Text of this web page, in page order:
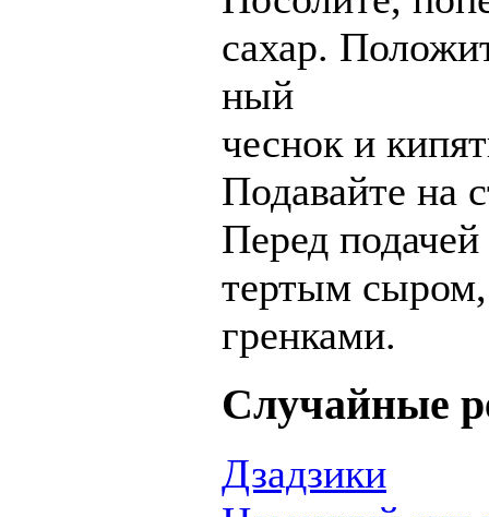
сахар.
ный
чеснок и
Подавайте на
Перед
тертым
гренками.
Случайные
Дзадзики